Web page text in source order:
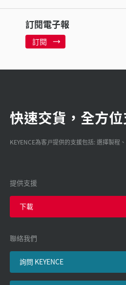
訂閱電子報
訂閱
快速交貨，全方
KEYENCE為客戸提供的支援包括: 選擇製程
提供支援
下載
聯絡我們
詢問 KEYENCE